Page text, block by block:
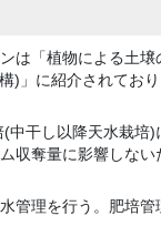
は「植物による土
)」に紹介されてお
中干し以降天水栽培
収奪量に影響しな
管理を行う。肥培